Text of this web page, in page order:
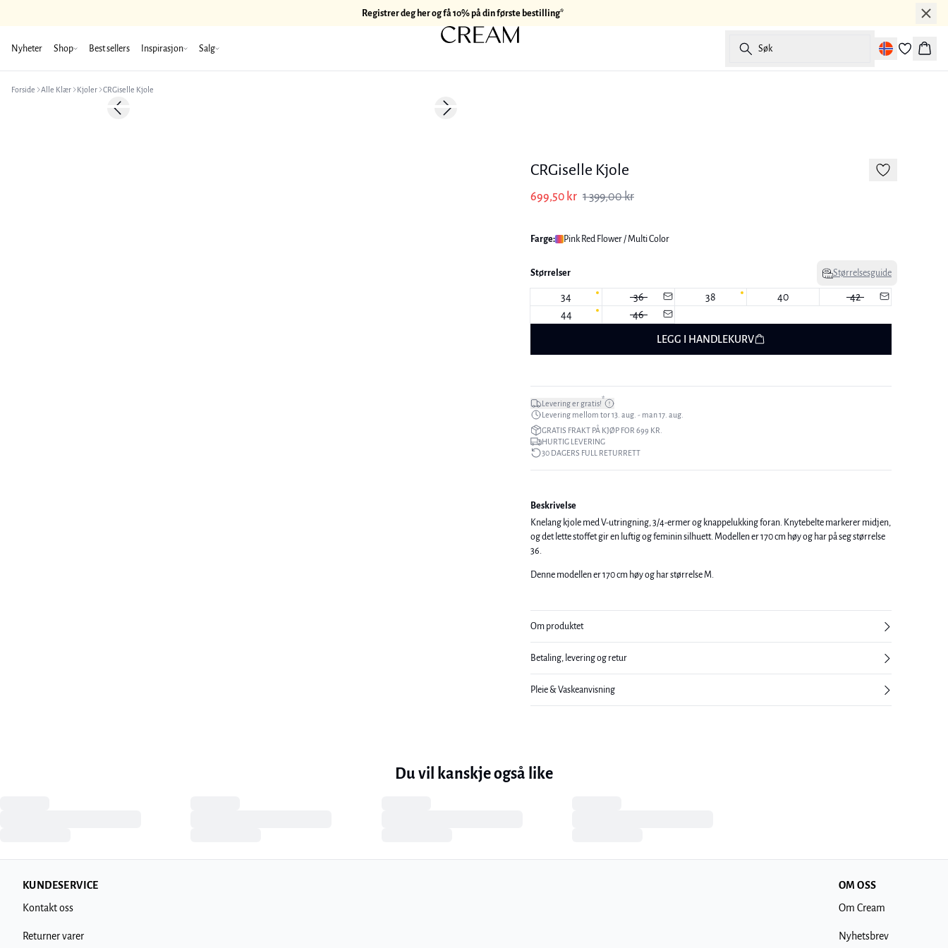
Registrer deg her og få 10% på din første bestilling*
Nyheter Shop Best sellers Inspirasjon Salg Søk
Forside Alle Klær Kjoler CRGiselle Kjole
-50%Previous slide Next slide
CRGiselle Kjole
699,50 kr 1 399,00 kr
Farge: Pink Red Flower / Multi Color
Størrelser Størrelsesguide
34 36 38 40
42
44
46
LEGG I HANDLEKURV
Levering er gratis!*
Levering mellom tor 13. aug. - man 17. aug.
GRATIS FRAKT PÅ KJØP FOR 699 KR.
HURTIG LEVERING
30 DAGERS FULL RETURRETT
Beskrivelse
Knelang kjole med V-utringning, 3/4-ermer og knappelukking foran. Knytebelte markerer midjen,
og det lette stoffet gir en luftig og feminin silhuett. Modellen er 170 cm høy og har på seg størrelse
36.
Denne modellen er 170 cm høy og har størrelse M.
Om produktet
Betaling, levering og retur
Pleie & Vaskeanvisning
Du vil kanskje også like
KUNDESERVICE
Kontakt oss
Returner varer
OM OSS
Om Cream
Nyhetsbrev